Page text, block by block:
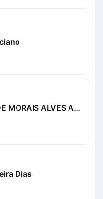
RODRIGO DE MORAIS ALVES ALVES
Dias